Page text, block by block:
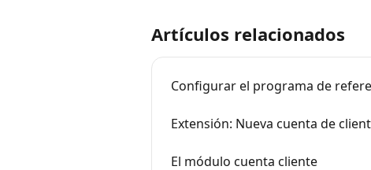
Artículos relacionados
Configurar el programa de
Extensión: Nueva cuenta de
El módulo cuenta cliente